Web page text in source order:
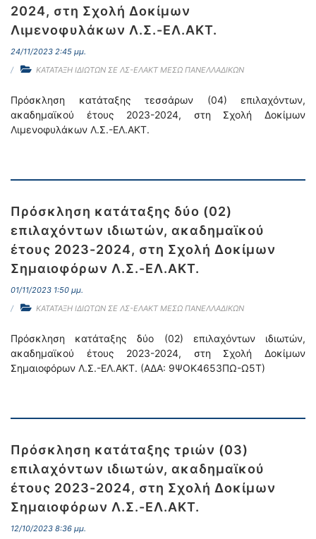
2024, στη Σχολή Δοκίμων
Λιμενοφυλάκων Λ.Σ.-ΕΛ.ΑΚΤ.
24/11/2023 2:45 μμ.
ΚΑΤΑΤΑΞΗ ΙΔΙΩΤΩΝ ΣΕ ΛΣ-ΕΛΑΚΤ ΜΕΣΩ ΠΑΝΕΛΛΑΔΙΚΩΝ
Πρόσκληση κατάταξης τεσσάρων (04) επιλαχόντων,
ακαδημαϊκού έτους 2023-2024, στη Σχολή Δοκίμων
Λιμενοφυλάκων Λ.Σ.-ΕΛ.ΑΚΤ.
Πρόσκληση κατάταξης δύο (02)
επιλαχόντων ιδιωτών, ακαδημαϊκού
έτους 2023-2024, στη Σχολή Δοκίμων
Σημαιοφόρων Λ.Σ.-ΕΛ.ΑΚΤ.
01/11/2023 1:50 μμ.
ΚΑΤΑΤΑΞΗ ΙΔΙΩΤΩΝ ΣΕ ΛΣ-ΕΛΑΚΤ ΜΕΣΩ ΠΑΝΕΛΛΑΔΙΚΩΝ
Πρόσκληση κατάταξης δύο (02) επιλαχόντων ιδιωτών,
ακαδημαϊκού έτους 2023-2024, στη Σχολή Δοκίμων
Σημαιοφόρων Λ.Σ.-ΕΛ.ΑΚΤ. (ΑΔΑ: 9ΨΟΚ4653ΠΩ-Ω5Τ)
Πρόσκληση κατάταξης τριών (03)
επιλαχόντων ιδιωτών, ακαδημαϊκού
έτους 2023-2024, στη Σχολή Δοκίμων
Σημαιοφόρων Λ.Σ.-ΕΛ.ΑΚΤ.
12/10/2023 8:36 μμ.